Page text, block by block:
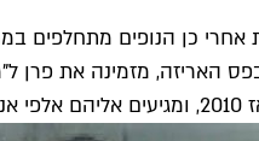
כן הנופים מתחלפים
מזמינה את פרן